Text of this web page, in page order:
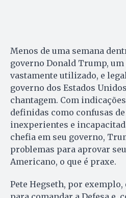
Menos de uma semana
governo Donald Trump,
vastamente utilizado, e
governo dos Estados
chantagem. Com
definidas como confusas
inexperientes e
chefia em seu governo,
problemas para aprovar
Americano, o que é praxe.
Pete Hegseth, por